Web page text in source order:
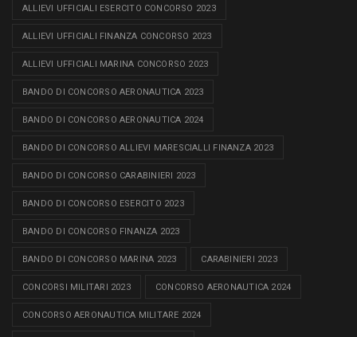
ALLIEVI UFFICIALI ESERCITO CONCORSO 2023
ALLIEVI UFFICIALI FINANZA CONCORSO 2023
ALLIEVI UFFICIALI MARINA CONCORSO 2023
BANDO DI CONCORSO AERONAUTICA 2023
BANDO DI CONCORSO AERONAUTICA 2024
BANDO DI CONCORSO ALLIEVI MARESCIALLI FINANZA 2023
BANDO DI CONCORSO CARABINIERI 2023
BANDO DI CONCORSO ESERCITO 2023
BANDO DI CONCORSO FINANZA 2023
BANDO DI CONCORSO MARINA 2023 CARABINIERI 2023
CONCORSI MILITARI 2023 CONCORSO AERONAUTICA 2024
CONCORSO AERONAUTICA MILITARE 2024